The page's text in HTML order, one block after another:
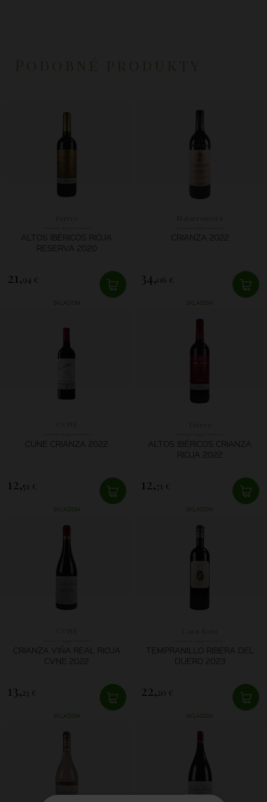
ALTOS IBÉRICOS RIOJA
RESERVA 2020
21,94 €
SKLADOM
CRIANZA 2022
34,06 €
SKLADOM
CUNE CRIANZA 2022
12,51 €
SKLADOM
ALTOS IBÉRICOS CRIANZA
RIOJA 2022
12,71 €
SKLADOM
CRIANZA VIŇA REAL RIOJA
CVNE 2022
13,23 €
SKLADOM
TEMPRANILLO RIBERA DEL
DUERO 2023
22,20 €
SKLADOM